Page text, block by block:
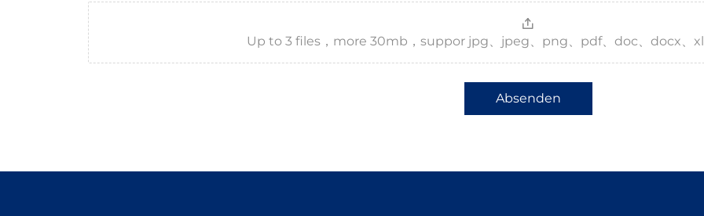
Up to 3 files，more 30mb，suppor jpg、jpeg、png、pdf、doc、docx、
Absenden